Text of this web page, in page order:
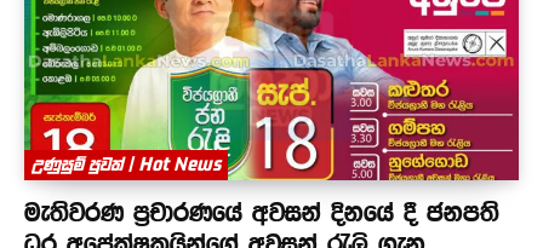
උණුසුම් පුවත් | Hot News
මැතිවරණ ප්‍රචාරණයේ අවසන් දිනයේ දී ජනපති